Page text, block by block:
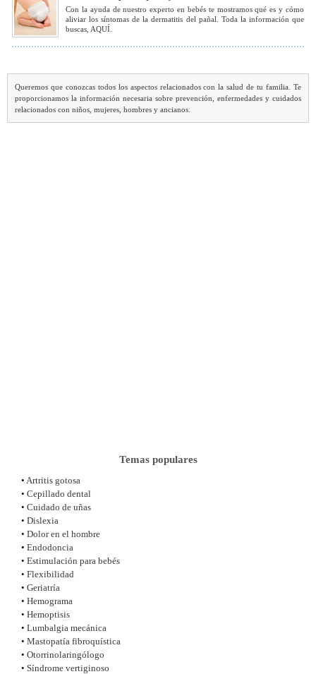
Con la ayuda de nuestro experto en bebés te mostramos qué es y cómo
aliviar los síntomas de la dermatitis del pañal. Toda la información que
buscas, AQUÍ.
Queremos que conozcas todos los aspectos relacionados con la salud de tu familia. Te
proporcionamos la información necesaria sobre prevención, enfermedades y cuidados
relacionados con niños, mujeres, hombres y ancianos.
Temas populares
• Artritis gotosa
• Cepillado dental
• Cuidado de uñas
• Dislexia
• Dolor en el hombre
• Endodoncia
• Estimulación para bebés
• Flexibilidad
• Geriatría
• Hemograma
• Hemoptisis
• Lumbalgia mecánica
• Mastopatía fibroquística
• Otorrinolaringólogo
• Síndrome vertiginoso